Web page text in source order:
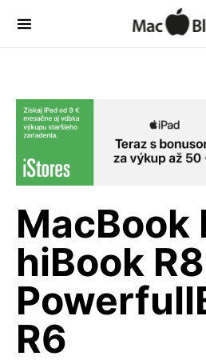
MacBook
hiBook
R6